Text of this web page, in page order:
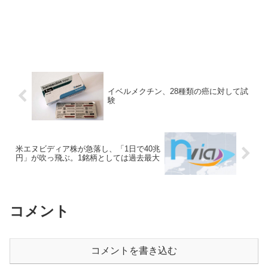
イベルメクチン、28種類の癌に対して試
験
米エヌビディア株が急落し、「1日で40兆
円」が吹っ飛ぶ。1銘柄としては過去最大
コメント
コメントを書き込む